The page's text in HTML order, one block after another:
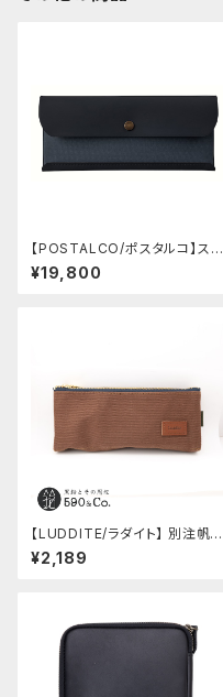
【POSTALCO/ポスタルコ】スナ
ップペンケース (Navy Blue)
¥19,800
【LUDDITE/ラダイト】 別注帆布
ベンディペンケース (コーヒー)
¥2,189